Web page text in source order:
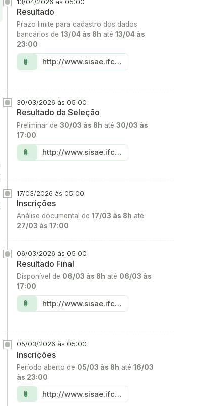
Resultado
Prazo limite para cadastro dos dados
bancários de 13/04 às 8h até 13/04 às
23:00
Link:
attach_file http://www.sisae.ifce.edu.br
30/03/2026 às 05:00
Resultado da Seleção
Preliminar de 30/03 às 8h até 30/03 às
17:00
Link:
attach_file http://www.sisae.ifce.edu.br
17/03/2026 às 05:00
Inscrições
Análise documental de 17/03 às 8h até
27/03 às 17:00
06/03/2026 às 05:00
Resultado Final
Disponível de 06/03 às 8h até 06/03 às
17:00
Link:
attach_file http://www.sisae.ifce.edu.br
05/03/2026 às 05:00
Inscrições
Período aberto de 05/03 às 8h até 16/03
às 23:00
Link:
attach_file http://www.sisae.ifce.edu.br